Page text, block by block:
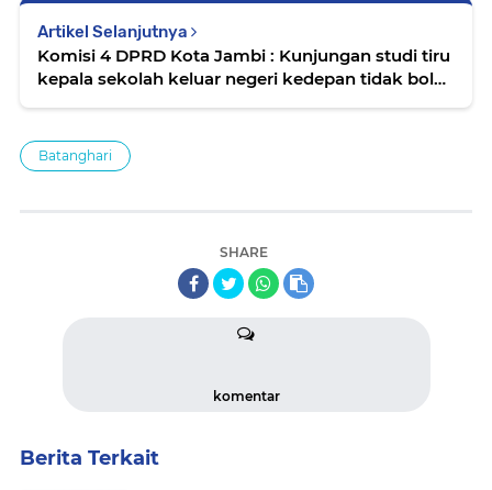
Artikel Selanjutnya
Komisi 4 DPRD Kota Jambi : Kunjungan studi tiru
kepala sekolah keluar negeri kedepan tidak boleh
Batanghari
SHARE
komentar
Berita Terkait